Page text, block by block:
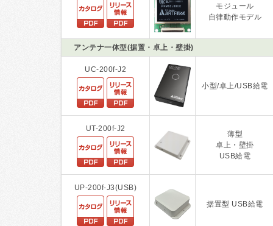
モジュール
自律動作モデル
アンテナ一体型(据置・卓上・壁掛)
UC-200f-J2
小型/卓上/USB給電
UT-200f-J2
薄型
卓上・壁掛
USB給電
UP-200f-J3(USB)
据置型 USB給電